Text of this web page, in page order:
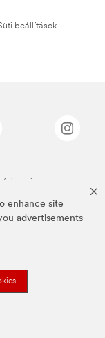
enhance site
advertisements
beállítások